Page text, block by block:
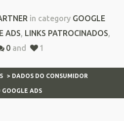
in category GOOGLE
ADS, LINKS PATROCINADOS,
0 and 1
> DADOS DO CONSUMIDOR
ADS